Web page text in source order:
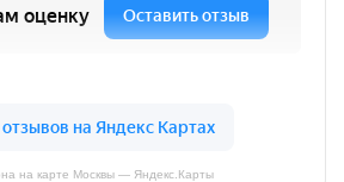
на карте Москвы — Яндекс.Карты